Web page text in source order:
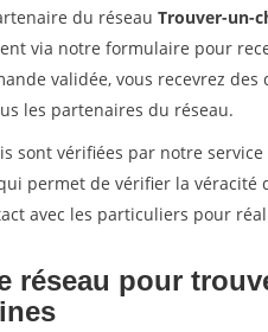
du réseau Trouver-un-
via notre formulaire pour
validée, vous recevrez
les partenaires du réseau.
sont vérifiées par notre
permet de vérifier la véracité
avec les particuliers pour
réseau pour